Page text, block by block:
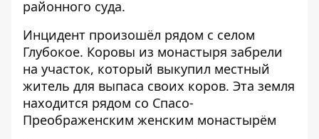
районного суда.
Инцидент произошёл рядом с селом
Глубокое. Коровы из монастыря забрели
на участок, который выкупил местный
житель для выпаса своих коров. Эта земля
находится рядом со Спасо-
Преображенским женским монастырём